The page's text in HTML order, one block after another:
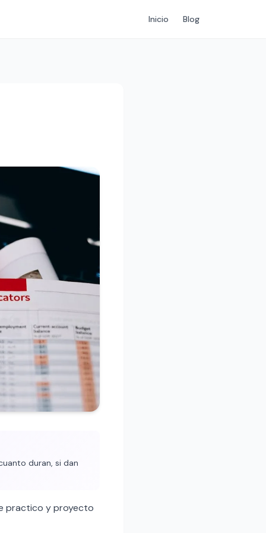
Inicio Blog
duran, si dan
practico y proyecto